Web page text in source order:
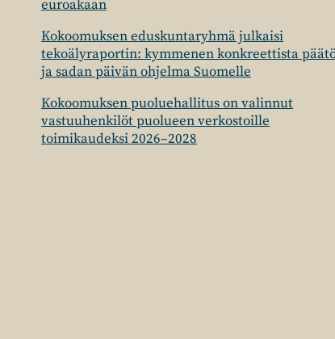
euroakaan
Kokoomuksen eduskuntaryhmä julkaisi
tekoälyraportin: kymmenen konkreettista
ja sadan päivän ohjelma Suomelle
Kokoomuksen puoluehallitus on valinnut
vastuuhenkilöt puolueen verkostoille
toimikaudeksi 2026–2028